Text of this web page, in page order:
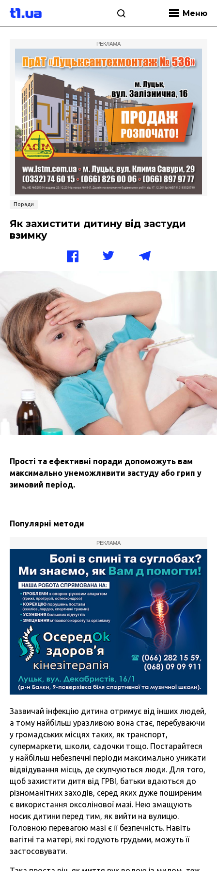
Меню
РЕКЛАМА
Поради
Як захистити дитину від застуди
взимку
Прості та ефективні поради допоможуть вам
максимально унеможливити застуду або грип у
зимовий період.
Популярні методи
РЕКЛАМА
Зазвичай інфекцію дитина отримує від інших людей,
а тому найбільш уразливою вона стає, перебуваючи
у громадських місцях таких, як транспорт,
супермаркети, школи, садочки тощо. Постарайтеся
у найбільш небезпечні періоди максимально уникати
відвідування місць, де скупчуються люди. Для того,
щоб захистити дитя від ГРВІ, батьки вдаються до
різноманітних заходів, серед яких дуже поширеним
є використання оксолінової мазі. Нею змащують
носик дитини перед тим, як вийти на вулицю.
Головною перевагою мазі є її безпечність. Навіть
вагітні та матері, які годують грудьми, можуть її
застосовувати.